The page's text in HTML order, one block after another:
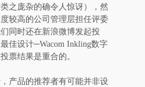
之庞杂的确令人惊讶），然
较高的公司管理层担任评委
同时还在新浪微博发起投
佳设计─Wacom Inkling数字
票结果是重合的。
产品的推荐者有可能并非设